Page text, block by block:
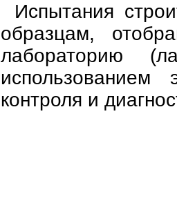
Испытания
образцам,
лабораторию
контроля и